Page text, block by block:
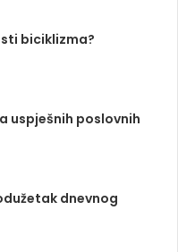
biciklizma?
uspješnih poslovnih
dnevnog